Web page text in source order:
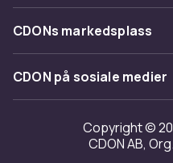
Tilbakekallinger
Varemerker
Om oss
Kundeanmeldelser
Jobbe på CDON
Investor relations
Tilgjengelighet
CDONs markedsplass
Merchant Help Center
CDON på sosiale medier
Copyright ©
CDON AB,